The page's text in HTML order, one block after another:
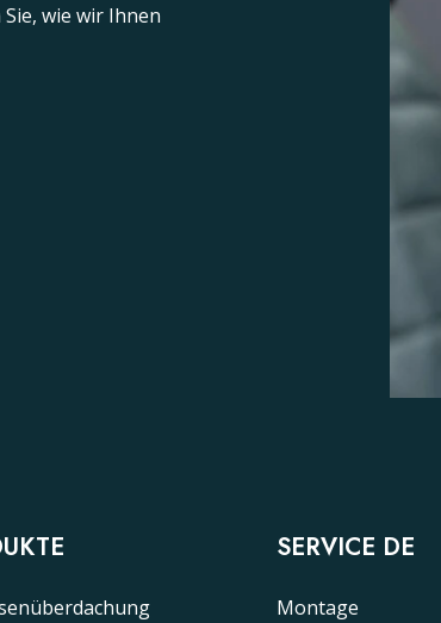
wie wir Ihnen
SERVICE DE
Montage